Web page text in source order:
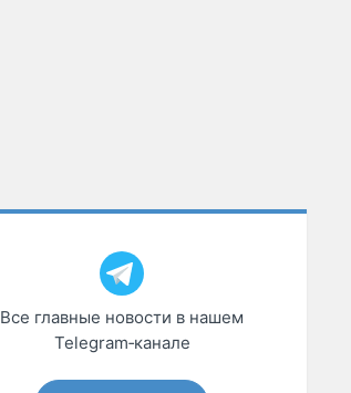
Все главные новости в нашем
Telegram‑канале